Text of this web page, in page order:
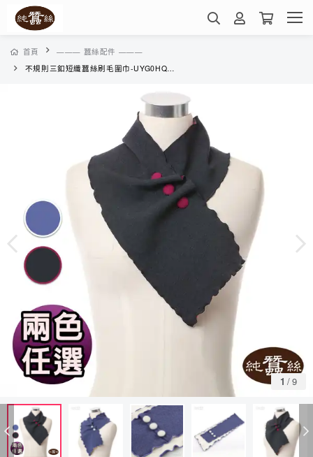
首頁
——— 蠶絲配件 ———
不規則三釦短纖蠶絲刷毛圍巾-UYG0HQ01(多色任選)
1 /9